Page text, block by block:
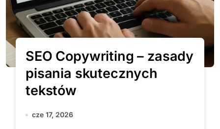
SEO Copywriting – zasady
pisania skutecznych
tekstów
cze 17, 2026